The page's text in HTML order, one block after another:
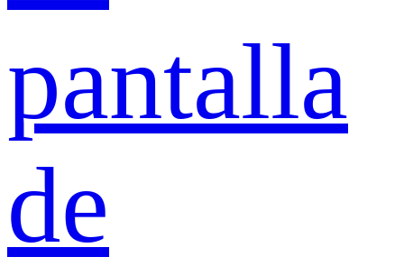
pantalla
de